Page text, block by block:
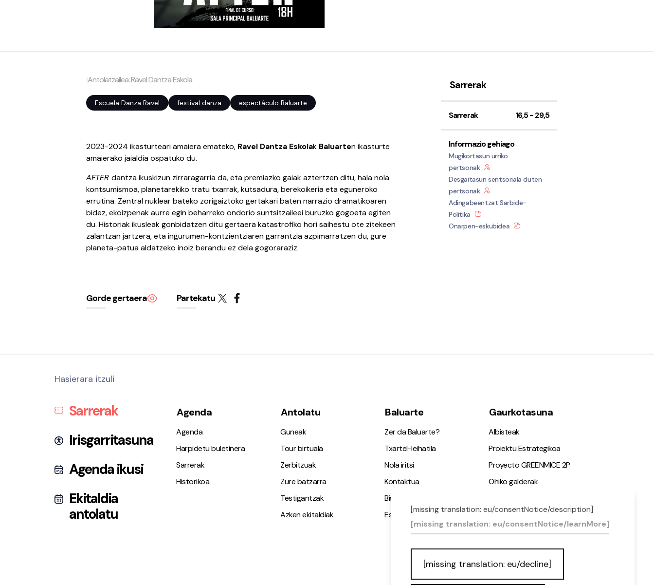
|Antolatzailea: Ravel Dantza Eskola
Escuela Danza Ravel festival danza espectáculo Baluarte
2023-2024 ikasturteari amaiera emateko, Ravel Dantza Eskolak Baluarten ikasturte
amaierako jaialdia ospatuko du.
AFTERdantza ikuskizun zirraragarria da, eta premiazko gaiak aztertzen ditu, hala nola
kontsumismoa, planetarekiko tratu txarrak, kutsadura, berekoikeria eta eguneroko
errutina. Zentral nuklear bateko zorigaiztoko gertakari baten narrazio dramatikoaren
bidez, ekoizpenak aurre egin beharreko ondorio suntsitzaileei buruzko gogoeta egiten
du. Historiak ikusleak gonbidatzen ditu gertaera katastrofiko hori saihestu ote zitekeen
zalantzan jartzera, eta ingurumen-kontzientziaren garrantzia azpimarratzen du, gure
planeta-patua aldatzeko inoiz berandu ez dela gogoraraziz.
Gorde gertaera Partekatu
Sarrerak
Sarrerak 16,5 - 29,5
Informazio gehiago
Mugikortasun urriko
pertsonak
Desgaitasun sentsoriala duten
pertsonak
Adingabeentzat Sarbide-
Politika
Onarpen-eskubidea
Hasierara itzuli
Sarrerak
Irisgarritasuna
Agenda ikusi
Ekitaldia
antolatu
Agenda
Agenda
Harpidetu buletinera
Sarrerak
Historikoa
Antolatu
Guneak
Tour birtuala
Zerbitzuak
Zure batzarra
Testigantzak
Azken ekitaldiak
Baluarte
Zer da Baluarte?
Txartel-leihatila
Nola iritsi
Kontaktua
Bisita gidatuak
Espazio Irisgarria
Gaurkotasuna
Albisteak
Proiektu Estrategikoa
Proyecto GREENMICE 2P
Ohiko galderak
[missing translation: eu/consentNotice/description]
[missing translation: eu/consentNotice/learnMore]
[missing translation: eu/decline]